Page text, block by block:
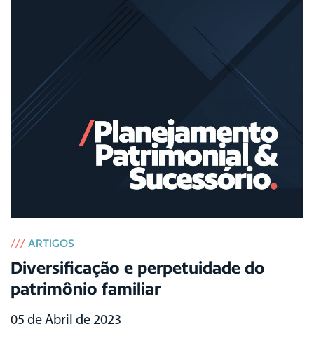
/// ARTIGOS
Diversificação e perpetuidade do
patrimônio familiar
05 de Abril de 2023